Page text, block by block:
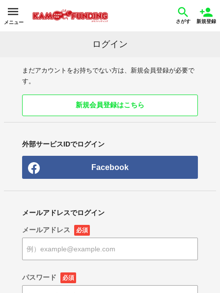
メニュー さがす 新規登録
ログイン
まだアカウントをお持ちでない方は、新規会員登録が必要で
す。
新規会員登録はこちら
外部サービスIDでログイン
Facebook
メールアドレスでログイン
メールアドレス 必須
パスワード 必須